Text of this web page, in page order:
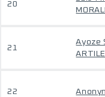
20
21
Ayoze
22